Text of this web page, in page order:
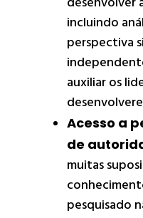
incluindo
perspectiva
auxiliar os
Acesso a
de
muitas
pesquisado